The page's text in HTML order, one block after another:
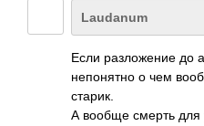
Laudanum
Если разложение до
непонятно о чем
старик.
А вообще смерть для